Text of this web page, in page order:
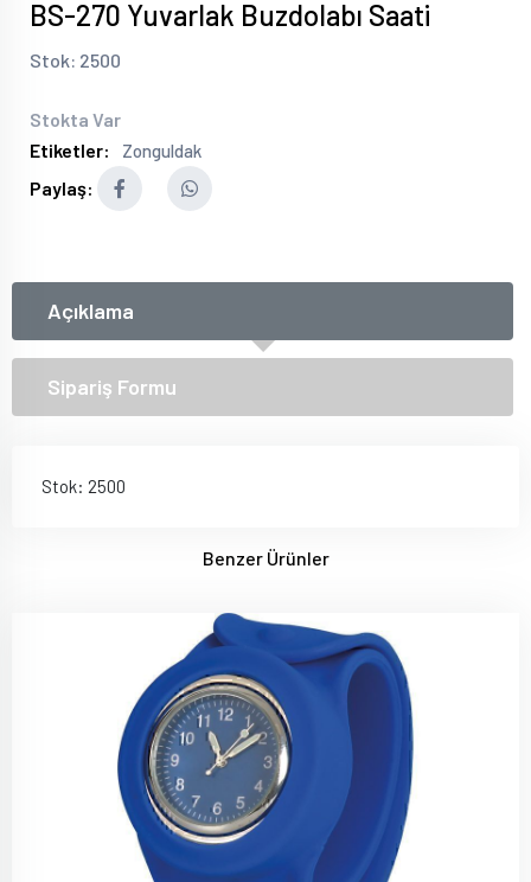
BS-270 Yuvarlak Buzdolabı Saati
Stok: 2500
Stokta Var
Etiketler:
Zonguldak
Paylaş:
Açıklama
Sipariş Formu
Stok: 2500
Benzer Ürünler